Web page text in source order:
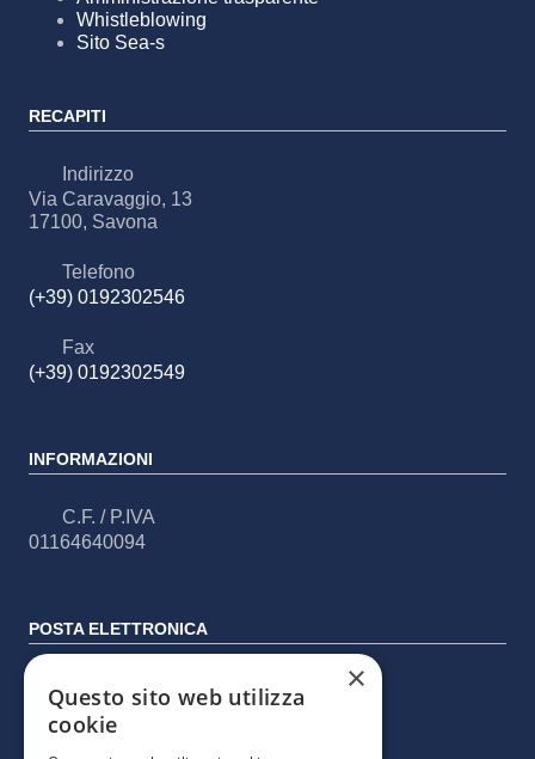
Whistleblowing
Sito Sea-s
RECAPITI
Indirizzo
Via Caravaggio, 13
17100, Savona
Telefono
(+39) 0192302546
Fax
(+39) 0192302549
INFORMAZIONI
C.F. / P.IVA
01164640094
POSTA ELETTRONICA
PEC
protocollo.ataspa@pec.it
×
Questo sito web utilizza
cookie